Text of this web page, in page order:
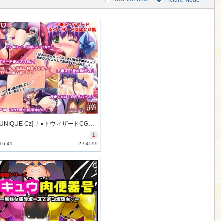
[090107][UNIQUE Cz] ナ●トウィザードCG集～紅月の淫女～ [77M] [RJ045550]
1
2 /4599